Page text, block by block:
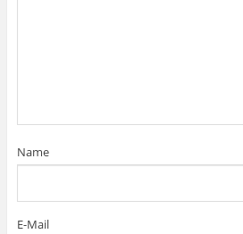
Name
E-Mail